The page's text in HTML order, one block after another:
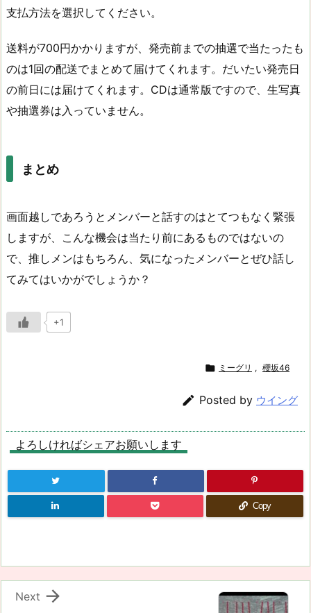
支払方法を選択してください。
送料が700円かかりますが、発売前までの抽選で当たったも
のは1回の配送でまとめて届けてくれます。だいたい発売日
の前日には届けてくれます。CDは通常版ですので、生写真
や抽選券は入っていません。
まとめ
画面越しであろうとメンバーと話すのはとてつもなく緊張
しますが、こんな機会は当たり前にあるものではないの
で、推しメンはもちろん、気になったメンバーとぜひ話し
てみてはいかがでしょうか？
+1
 ミーグリ , 櫻坂46
 Posted by ウイング
よろしければシェアお願いします
Copy

Next